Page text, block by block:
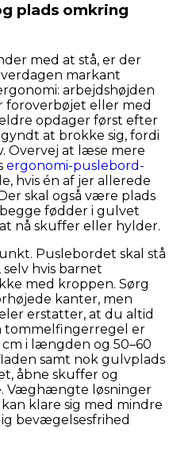
plads omkring
med at stå, er der
markant
arbejdshøjden
foroverbøjet eller med
opdager først efter
at brokke sig, fordi
Overvej at læse mere
ergonomi-puslebord-
hvis én af jer allerede
skal også være plads
fødder i gulvet
nå skuffer eller hylder.
Puslebordet skal stå
hvis barnet
med kroppen. Sørg
kanter, men
erstatter, at du altid
tommelfingerregel er
i længden og 50–60
samt nok gulvplads
åbne skuffer og
Væghængte løsninger
klare sig med mindre
bevægelsesfrihed